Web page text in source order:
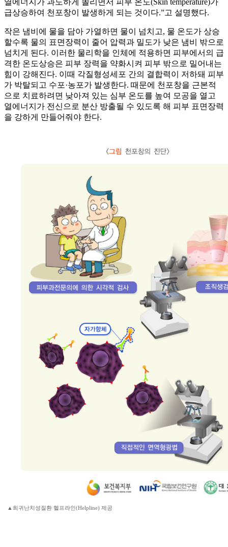
열에너지가 과도하게 쏠리면서 피부 온도(Skin temperature)가
급상승하여 천포창이 발생하게 되는 것이다.”고 설명했다.
작은 냄비에 물을 담아 가열하면 물이 넘치고, 물 온도가 상승
할수록 물의 표면장력이 줄어 압력과 밀도가 낮은 냄비 밖으로
넘치게 된다. 이러한 물리학을 인체에 적용하면 피부에서의 급
격한 온도상승은 피부 장력을 약화시켜 피부 밖으로 밀어내는
힘이 강해진다. 이때 각질형성세포 간의 결합력이 저하돼 피부
가 박탈되고 수포·농포가 발생한다. 때문에 천포창을 근본적
으로 치료하려면 낮아져 있는 심부 온도를 높여 모공을 열고
열에너지가 전신으로 분산 방출될 수 있도록 해 피부 표면장력
을 강하게 만들어줘야 한다.
▲희귀난치성질환 헬프라인(Helpline) 제공